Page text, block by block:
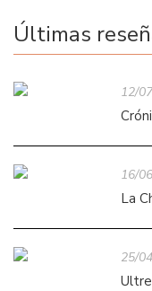
Últimas
12/
16/
La
25/